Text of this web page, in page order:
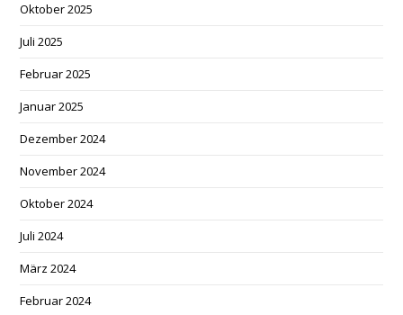
Oktober 2025
Juli 2025
Februar 2025
Januar 2025
Dezember 2024
November 2024
Oktober 2024
Juli 2024
März 2024
Februar 2024